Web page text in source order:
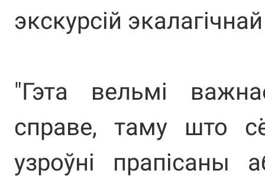
экскурсій
"Гэта вельмі
справе, таму што
узроўні прапісаны